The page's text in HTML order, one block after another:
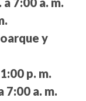
y
p. m.
7:00 a. m.